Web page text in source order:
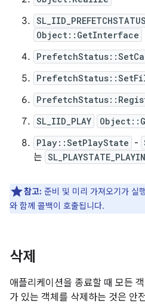
SL_IID_PREFETCHSTATUS
Object::GetInterface
SL_IID_PLAY
Play::SetPlayState -
는
참고: 준비 및 미리 가져오기가 실
와 함께 콜백이 호출됩니다.
삭제
애플리케이션을 종료할 때 모든
가 있는 객체를 삭제하는 것은 안